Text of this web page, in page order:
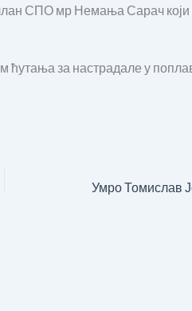
СПО мр Немања Сарач који
за настрадале у